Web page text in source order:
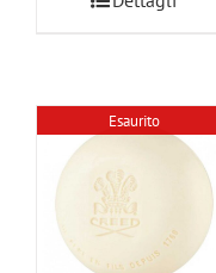
Esaurito